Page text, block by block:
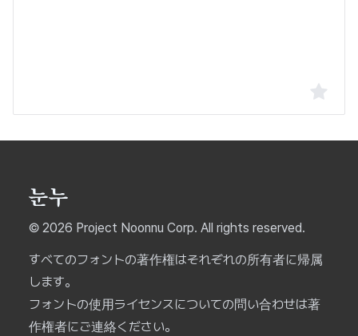
© 2026 Project Noonnu Corp. All rights reserved.
すべてのフォントの著作権はそれぞれの所有者に帰属
します。
フォントの使用ライセンスについての問い合わせは著
作権者にご連絡ください。